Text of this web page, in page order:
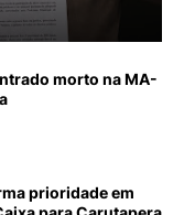
morto na MA-
prioridade em